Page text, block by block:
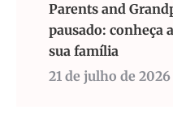
Parents and
pausado: conheça
sua família
21 de julho de 2026